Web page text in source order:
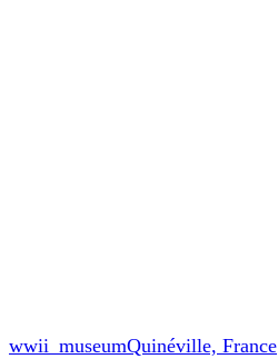
wwii_museumQuinéville, France